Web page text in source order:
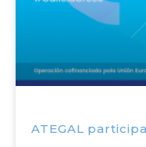
ATEGAL